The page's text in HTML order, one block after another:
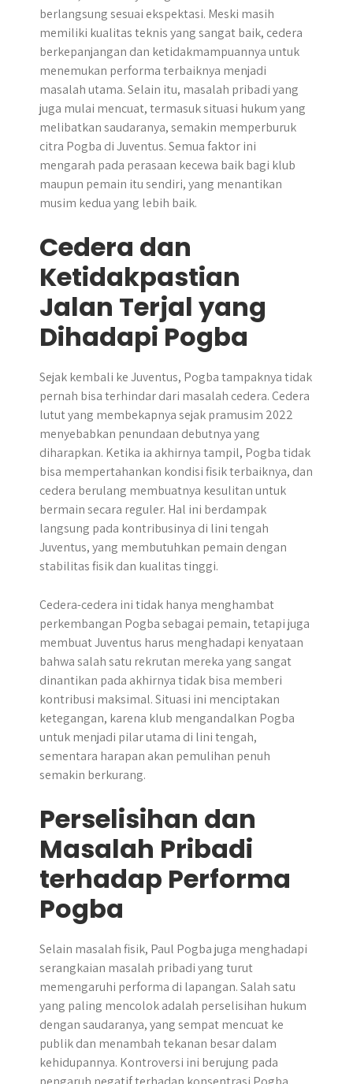
berlangsung sesuai ekspektasi. Meski masih
memiliki kualitas teknis yang sangat baik, cedera
berkepanjangan dan ketidakmampuannya untuk
menemukan performa terbaiknya menjadi
masalah utama. Selain itu, masalah pribadi yang
juga mulai mencuat, termasuk situasi hukum yang
melibatkan saudaranya, semakin memperburuk
citra Pogba di Juventus. Semua faktor ini
mengarah pada perasaan kecewa baik bagi klub
maupun pemain itu sendiri, yang menantikan
musim kedua yang lebih baik.
Cedera dan
Ketidakpastian
Jalan Terjal yang
Dihadapi Pogba
Sejak kembali ke Juventus, Pogba tampaknya tidak
pernah bisa terhindar dari masalah cedera. Cedera
lutut yang membekapnya sejak pramusim 2022
menyebabkan penundaan debutnya yang
diharapkan. Ketika ia akhirnya tampil, Pogba tidak
bisa mempertahankan kondisi fisik terbaiknya, dan
cedera berulang membuatnya kesulitan untuk
bermain secara reguler. Hal ini berdampak
langsung pada kontribusinya di lini tengah
Juventus, yang membutuhkan pemain dengan
stabilitas fisik dan kualitas tinggi.
Cedera-cedera ini tidak hanya menghambat
perkembangan Pogba sebagai pemain, tetapi juga
membuat Juventus harus menghadapi kenyataan
bahwa salah satu rekrutan mereka yang sangat
dinantikan pada akhirnya tidak bisa memberi
kontribusi maksimal. Situasi ini menciptakan
ketegangan, karena klub mengandalkan Pogba
untuk menjadi pilar utama di lini tengah,
sementara harapan akan pemulihan penuh
semakin berkurang.
Perselisihan dan
Masalah Pribadi
terhadap Performa
Pogba
Selain masalah fisik, Paul Pogba juga menghadapi
serangkaian masalah pribadi yang turut
memengaruhi performa di lapangan. Salah satu
yang paling mencolok adalah perselisihan hukum
dengan saudaranya, yang sempat mencuat ke
publik dan menambah tekanan besar dalam
kehidupannya. Kontroversi ini berujung pada